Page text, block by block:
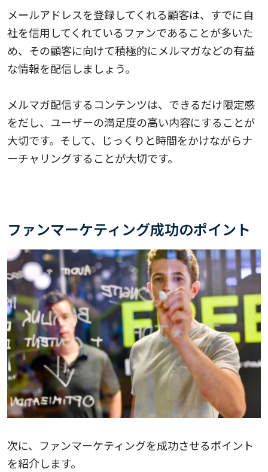
メールアドレスを登録してくれる顧客は、すでに自
社を信用してくれているファンであることが多いた
め、その顧客に向けて積極的にメルマガなどの有益
な情報を配信しましょう。
メルマガ配信するコンテンツは、できるだけ限定感
をだし、ユーザーの満足度の高い内容にすることが
大切です。そして、じっくりと時間をかけながらナ
ーチャリングすることが大切です。
ファンマーケティング成功のポイント
次に、ファンマーケティングを成功させるポイント
を紹介します。